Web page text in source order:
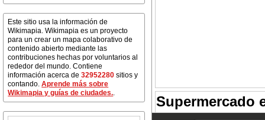
Este sitio usa la información de
Wikimapia. Wikimapia es un proyecto
para un crear un mapa colaborativo de
contenido abierto mediante las
contribuciones hechas por voluntarios al
rededor del mundo. Contiene
información acerca de32952280 sitios y
contando.Aprende más sobre
Wikimapia y guías de ciudades..
Supermercado